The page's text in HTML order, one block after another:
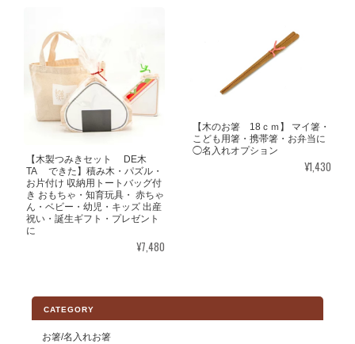
【木製つみきセット DE木
TA できた】積み木・パズル・
お片付け 収納用トートバッグ付
き おもちゃ・知育玩具・ 赤ちゃ
ん・ベビー・幼児・キッズ 出産
祝い・誕生ギフト・プレゼント
に
¥7,480
【木のお箸 18ｃｍ】 マイ箸・
こども用箸・携帯箸・お弁当に
◯名入れオプション
¥1,430
CATEGORY
お箸/名入れお箸